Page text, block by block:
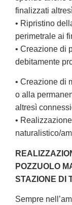
finalizzati
• Ripristino
perimetrale ai
• Creazione di
debitamente
• Creazione di
o alla
altresì
•
naturalistico/
POZZUOLO
STAZIONE DI
Sempre